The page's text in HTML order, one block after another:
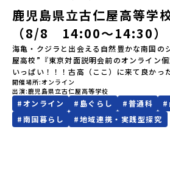
LINEよりご連絡をお願いします。※受信制
知メールをお受け取りいただけません。そ
「@miratabi.jp」からのメールを受信でき
します。※結果に関する個別のお問合せに
ので、ご了承ください。・お申し込みにつ
限りです。PC・スマートフォンからお申込
変更はできません。お申込時は、メールア
注意ください。・宿泊について１室に複数
いただく予定です。・食事アレルギー対応
レルギー対応希望にはお応えしかねる場合
要な場合は必ず事前にご相談ください。・
【STEP 2】プログラム説明会〜「標津町
い方へ〜全体説明を聞いたうえで、「プロ
「どんなまちなの？」という疑問にお答え
日のプログラムの中身をお伝えします。
00〜20：00内容：どんなところ？プログ
介地域：鹿児島県出水市・出水工業高校/
平市/愛媛県鬼北町＊4つの地域のプログラ
けします。お申し込み：https://c-
軽にどうぞ！「はじめての一人旅だけど大
できるの？」そんな保護者様の不安や、中
鹿児島県立古仁屋高等
（8/8 14:00〜14:30）
海亀・クジラと出会える自然豊かな南国
屋高校”『東京対面説明会前のオンライン
いっぱい！！！古高（ここ）に来て良かっ
囲まれた鹿児島県の離島「古仁屋高校」人
立の心を学び、シマに貢献していきたいそ
たちと一緒に学び成長しませんか？？皆さ
りお話しできるのを楽しみにお待ちしてお
開催場所 オンライン
出演 鹿児島県立古仁屋高等学校
#オンライン # 島ぐらし #普通科 #
#南国暮らし #地域連携・実践型探究